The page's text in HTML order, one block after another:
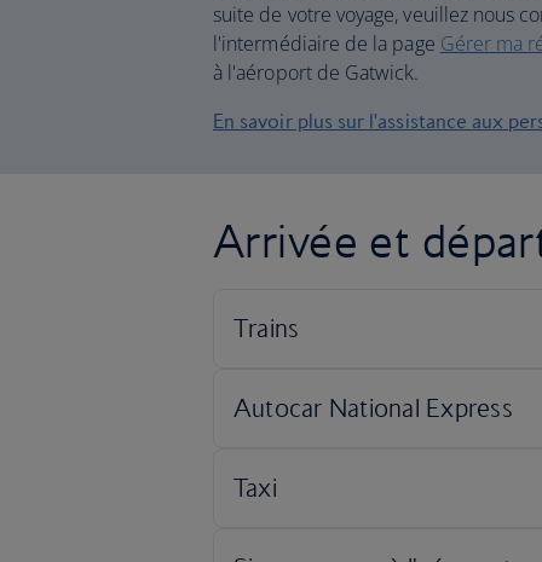
suite de votre voyage, veuillez nous
l'intermédiaire de la page Gérer ma
à l'aéroport de Gatwick.
En savoir plus sur l'assistance aux
Arrivée et